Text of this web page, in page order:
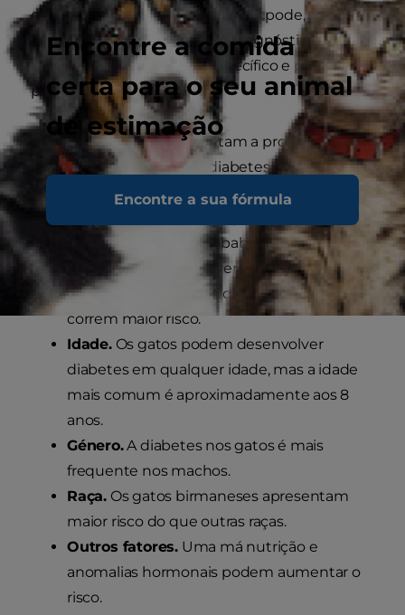
Encontre a comida
certa para o seu animal
de estimação
Encontre a sua fórmula
obesidade. Este tipo de diabetes pode, por
vezes, ser revertido com um diagnóstico
precoce, um tratamento específico e perda de
peso.
Outros fatores que aumentam a probabilidade
do seu gato desenvolver diabetes incluem:
Os gatos com excesso
de peso têm uma probabilidade muito
superior de desenvolverem diabetes. Os
gatos extremamente obesos são os que
correm maior risco.
Idade.Os gatos podem desenvolver
diabetes em qualquer idade, mas a idade
mais comum é aproximadamente aos 8
anos.
Género.A diabetes nos gatos é mais
frequente nos machos.
Raça. Os gatos birmaneses apresentam
maior risco do que outras raças.
Outros fatores. Uma má nutrição e
anomalias hormonais podem aumentar o
risco.